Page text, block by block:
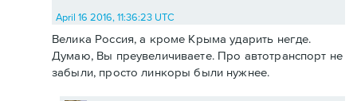
April 16 2016, 11:36:23 UTC
Велика Россия, а кроме Крыма ударить негде.
Думаю, Вы преувеличиваете. Про автотранспорт не
забыли, просто линкоры были нужнее.